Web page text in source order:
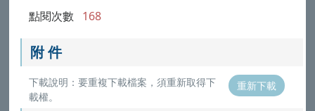
點閱次數 168
附 件
下載說明：要重複下載檔案，須重新取得下
載權。
重新下載